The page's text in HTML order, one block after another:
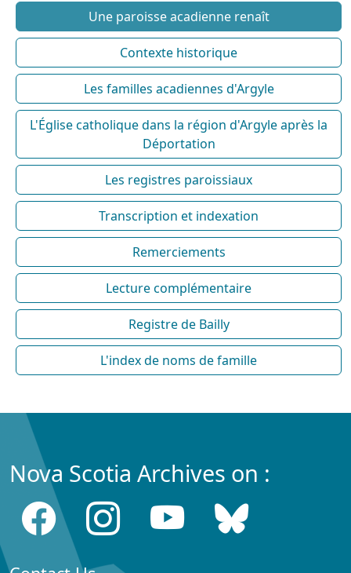
Une paroisse acadienne renaît
Contexte historique
Les familles acadiennes d'Argyle
L'Église catholique dans la région d'Argyle après la
Déportation
Les registres paroissiaux
Transcription et indexation
Remerciements
Lecture complémentaire
Registre de Bailly
L'index de noms de famille
Nova Scotia Archives on :